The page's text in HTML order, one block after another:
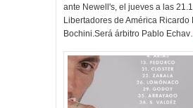
ante Newell's, el jueves a las
Libertadores de América Ricardo
Bochini.Será árbitro Pablo